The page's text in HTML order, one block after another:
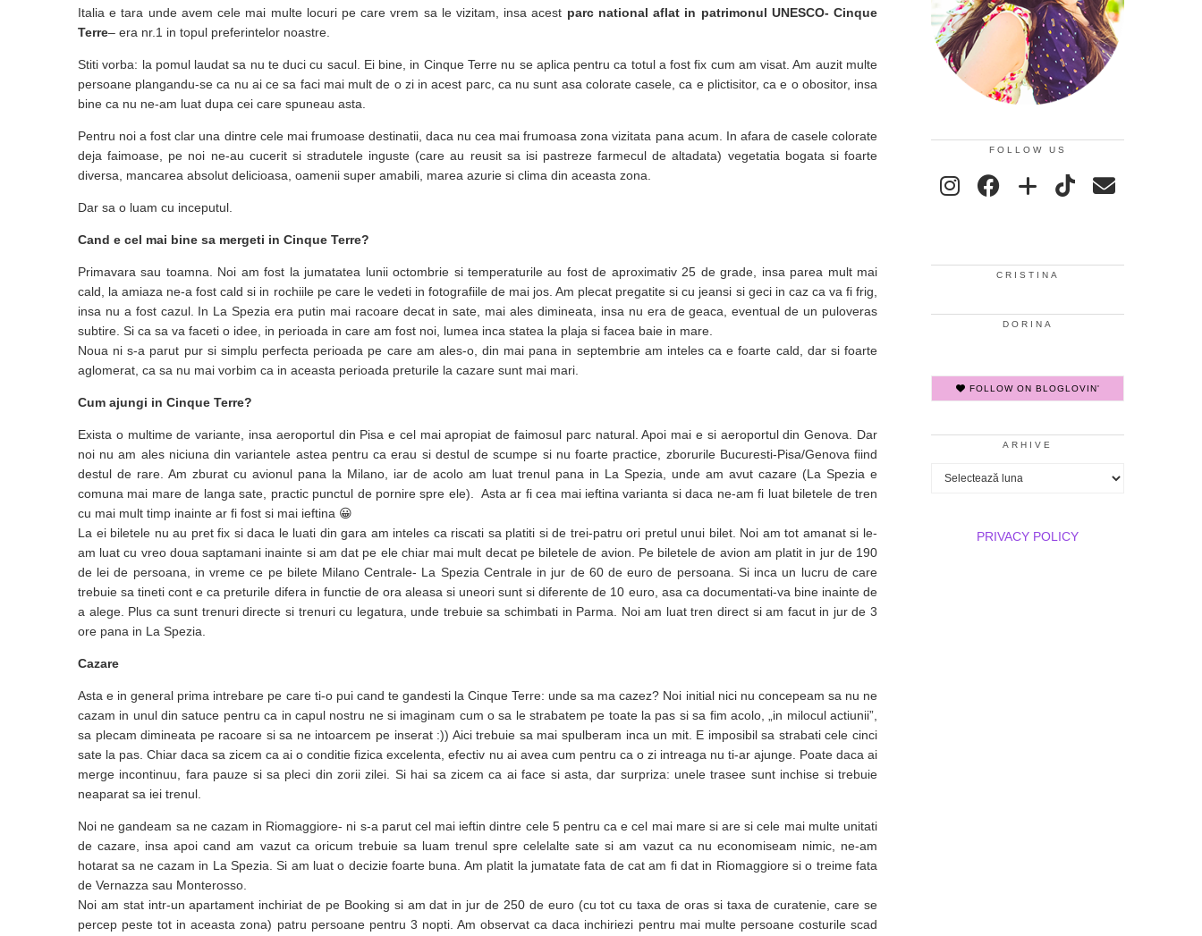
Italia e tara unde avem cele mai multe locuri pe care vrem sa le vizitam, insa acest parc national aflat in patrimonul UNESCO- Cinque
Terre– era nr.1 in topul preferintelor noastre.
Stiti vorba: la pomul laudat sa nu te duci cu sacul. Ei bine, in Cinque Terre nu se aplica pentru ca totul a fost fix cum am visat. Am auzit multe
persoane plangandu-se ca nu ai ce sa faci mai mult de o zi in acest parc, ca nu sunt asa colorate casele, ca e plictisitor, ca e o obositor, insa
bine ca nu ne-am luat dupa cei care spuneau asta.
Pentru noi a fost clar una dintre cele mai frumoase destinatii, daca nu cea mai frumoasa zona vizitata pana acum. In afara de casele colorate
deja faimoase, pe noi ne-au cucerit si stradutele inguste (care au reusit sa isi pastreze farmecul de altadata) vegetatia bogata si foarte
diversa, mancarea absolut delicioasa, oamenii super amabili, marea azurie si clima din aceasta zona.
Dar sa o luam cu inceputul.
Cand e cel mai bine sa mergeti in Cinque Terre?
Primavara sau toamna. Noi am fost la jumatatea lunii octombrie si temperaturile au fost de aproximativ 25 de grade, insa parea mult mai
cald, la amiaza ne-a fost cald si in rochiile pe care le vedeti in fotografiile de mai jos. Am plecat pregatite si cu jeansi si geci in caz ca va fi frig,
insa nu a fost cazul. In La Spezia era putin mai racoare decat in sate, mai ales dimineata, insa nu era de geaca, eventual de un puloveras
subtire. Si ca sa va faceti o idee, in perioada in care am fost noi, lumea inca statea la plaja si facea baie in mare.
Noua ni s-a parut pur si simplu perfecta perioada pe care am ales-o, din mai pana in septembrie am inteles ca e foarte cald, dar si foarte
aglomerat, ca sa nu mai vorbim ca in aceasta perioada preturile la cazare sunt mai mari.
Cum ajungi in Cinque Terre?
Exista o multime de variante, insa aeroportul din Pisa e cel mai apropiat de faimosul parc natural. Apoi mai e si aeroportul din Genova. Dar
noi nu am ales niciuna din variantele astea pentru ca erau si destul de scumpe si nu foarte practice, zborurile Bucuresti-Pisa/Genova fiind
destul de rare. Am zburat cu avionul pana la Milano, iar de acolo am luat trenul pana in La Spezia, unde am avut cazare (La Spezia e
comuna mai mare de langa sate, practic punctul de pornire spre ele). Asta ar fi cea mai ieftina varianta si daca ne-am fi luat biletele de tren
cu mai mult timp inainte ar fi fost si mai ieftina 😀
La ei biletele nu au pret fix si daca le luati din gara am inteles ca riscati sa platiti si de trei-patru ori pretul unui bilet. Noi am tot amanat si le-
am luat cu vreo doua saptamani inainte si am dat pe ele chiar mai mult decat pe biletele de avion. Pe biletele de avion am platit in jur de 190
de lei de persoana, in vreme ce pe bilete Milano Centrale- La Spezia Centrale in jur de 60 de euro de persoana. Si inca un lucru de care
trebuie sa tineti cont e ca preturile difera in functie de ora aleasa si uneori sunt si diferente de 10 euro, asa ca documentati-va bine inainte de
a alege. Plus ca sunt trenuri directe si trenuri cu legatura, unde trebuie sa schimbati in Parma. Noi am luat tren direct si am facut in jur de 3
ore pana in La Spezia.
Cazare
Asta e in general prima intrebare pe care ti-o pui cand te gandesti la Cinque Terre: unde sa ma cazez? Noi initial nici nu concepeam sa nu ne
cazam in unul din satuce pentru ca in capul nostru ne si imaginam cum o sa le strabatem pe toate la pas si sa fim acolo, „in milocul actiunii”,
sa plecam dimineata pe racoare si sa ne intoarcem pe inserat :)) Aici trebuie sa mai spulberam inca un mit. E imposibil sa strabati cele cinci
sate la pas. Chiar daca sa zicem ca ai o conditie fizica excelenta, efectiv nu ai avea cum pentru ca o zi intreaga nu ti-ar ajunge. Poate daca ai
merge incontinuu, fara pauze si sa pleci din zorii zilei. Si hai sa zicem ca ai face si asta, dar surpriza: unele trasee sunt inchise si trebuie
neaparat sa iei trenul.
Noi ne gandeam sa ne cazam in Riomaggiore- ni s-a parut cel mai ieftin dintre cele 5 pentru ca e cel mai mare si are si cele mai multe unitati
de cazare, insa apoi cand am vazut ca oricum trebuie sa luam trenul spre celelalte sate si am vazut ca nu economiseam nimic, ne-am
hotarat sa ne cazam in La Spezia. Si am luat o decizie foarte buna. Am platit la jumatate fata de cat am fi dat in Riomaggiore si o treime fata
de Vernazza sau Monterosso.
Noi am stat intr-un apartament inchiriat de pe Booking si am dat in jur de 250 de euro (cu tot cu taxa de oras si taxa de curatenie, care se
percep peste tot in aceasta zona) patru persoane pentru 3 nopti. Am observat ca daca inchiriezi pentru mai multe persoane costurile scad
FOLLOW US
CRISTINA
DORINA
FOLLOW ON BLOGLOVIN'
ARHIVE
Arhive
PRIVACY POLICY